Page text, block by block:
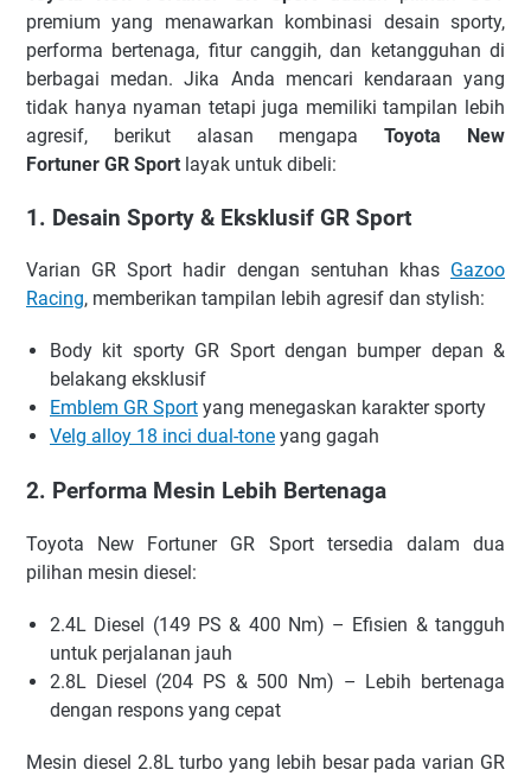
premium yang menawarkan kombinasi desain sporty,
performa bertenaga, fitur canggih, dan ketangguhan di
berbagai medan. Jika Anda mencari kendaraan yang
tidak hanya nyaman tetapi juga memiliki tampilan lebih
agresif, berikut alasan mengapaToyota New
Fortuner GR Sport layak untuk dibeli:
1. Desain Sporty & Eksklusif GR Sport
Varian GR Sport hadir dengan sentuhan khas Gazoo
Racing, memberikan tampilan lebih agresif dan stylish:
Body kit sporty GR Sport dengan bumper depan &
belakang eksklusif
Emblem GR Sport yang menegaskan karakter sporty
Velg alloy 18 inci dual-tone yang gagah
2. Performa Mesin Lebih Bertenaga
Toyota New Fortuner GR Sport tersedia dalam dua
pilihan mesin diesel:
2.4L Diesel (149 PS & 400 Nm) – Efisien & tangguh
untuk perjalanan jauh
2.8L Diesel (204 PS & 500 Nm) – Lebih bertenaga
dengan respons yang cepat
Mesin diesel 2.8L turbo yang lebih besar pada varian GR